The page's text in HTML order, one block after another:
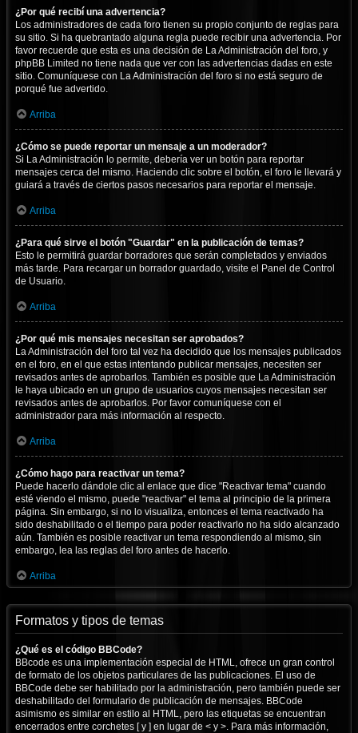
¿Por qué recibí una advertencia?
Los administradores de cada foro tienen su propio conjunto de reglas para
su sitio. Si ha quebrantado alguna regla puede recibir una advertencia. Por
favor recuerde que esta es una decisión de La Administración del foro, y
phpBB Limited no tiene nada que ver con las advertencias dadas en este
sitio. Comuníquese con La Administración del foro si no está seguro de
porqué fue advertido.
Arriba
¿Cómo se puede reportar un mensaje a un moderador?
Si La Administración lo permite, debería ver un botón para reportar
mensajes cerca del mismo. Haciendo clic sobre el botón, el foro le llevará y
guiará a través de ciertos pasos necesarios para reportar el mensaje.
Arriba
¿Para qué sirve el botón "Guardar" en la publicación de temas?
Esto le permitirá guardar borradores que serán completados y enviados
más tarde. Para recargar un borrador guardado, visite el Panel de Control
de Usuario.
Arriba
¿Por qué mis mensajes necesitan ser aprobados?
La Administración del foro tal vez ha decidido que los mensajes publicados
en el foro, en el que estas intentando publicar mensajes, necesiten ser
revisados antes de aprobarlos. También es posible que La Administración
le haya ubicado en un grupo de usuarios cuyos mensajes necesitan ser
revisados antes de aprobarlos. Por favor comuníquese con el
administrador para más información al respecto.
Arriba
¿Cómo hago para reactivar un tema?
Puede hacerlo dándole clic al enlace que dice "Reactivar tema" cuando
esté viendo el mismo, puede "reactivar" el tema al principio de la primera
página. Sin embargo, si no lo visualiza, entonces el tema reactivado ha
sido deshabilitado o el tiempo para poder reactivarlo no ha sido alcanzado
aún. También es posible reactivar un tema respondiendo al mismo, sin
embargo, lea las reglas del foro antes de hacerlo.
Arriba
Formatos y tipos de temas
¿Qué es el código BBCode?
BBcode es una implementación especial de HTML, ofrece un gran control
de formato de los objetos particulares de las publicaciones. El uso de
BBCode debe ser habilitado por la administración, pero también puede ser
deshabilitado del formulario de publicación de mensajes. BBCode
asimismo es similar en estilo al HTML, pero las etiquetas se encuentran
encerrados entre corchetes [ y ] en lugar de < y >. Para más información,